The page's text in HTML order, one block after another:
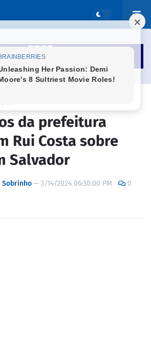
da prefeitura
Rui Costa sobre
Salvador
Sobrinho—3/14/2024 06:30:00 PM 0